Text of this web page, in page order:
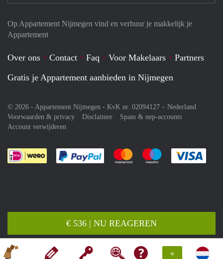
+
€ 536 | NU REAGEREN
Op Appartement Nijmegen vind en verhuur je makkelijk je
Appartement
Over ons Contact Faq Voor Makelaars
Partners
Gratis je Appartement aanbieden in Nijmegen
© 2026 - Appartement Nijmegen - KvK nr. 02094127 – Nederland
Voorwaarden & privacy
Disclaimer
Spam & nep-accounts
Account verwijderen
Je rekent gemakkelijk af met Paypal
Je rekent gemakkelijk af met
Je rekent